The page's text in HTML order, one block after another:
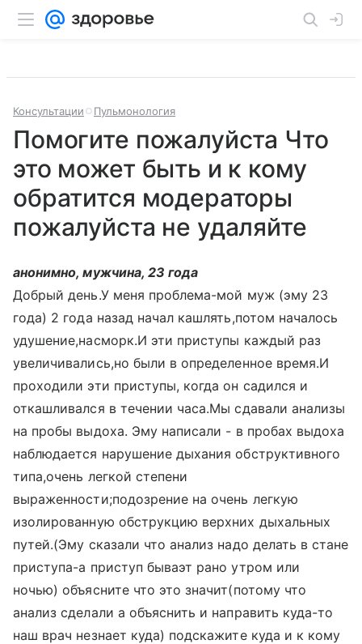
Консультации Пульмонология
Помогите пожалуйста Что
это может быть и к кому
обратится модераторы
пожалуйста не удаляйте
анонимно, мужчина, 23 года
Добрый день.У меня проблема-мой муж (эму 23
года) 2 года назад начал кашлять,потом началось
удушение,насморк.И эти приступы каждый раз
увеличивались,но были в определенное время.И
проходили эти приступы, когда он садился и
откашливался в течении часа.Мы сдавали анализы
на пробы выдоха. Эму написали - в пробах выдоха
наблюдается нарушение дыхания обструктивного
типа,очень легкой степени
выраженности;подозрение на очень легкую
изолированную обструкцию верхних дыхальных
путей.(Эму сказали что анализ надо делать в стане
приступа-а приступ бываэт рано утром или
ночью) объясните что это значит(потому что
анализ сделали а объяснить и направить куда-то
наш врач незнает куда) подскажите куда и к кому